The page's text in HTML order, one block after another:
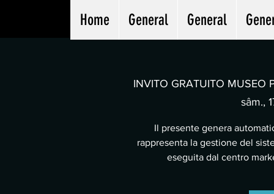
Home General General
INVITO GRATUITO MUSEO
sâm.,
Il presente genera
rappresenta la gestione del
eseguita dal centro